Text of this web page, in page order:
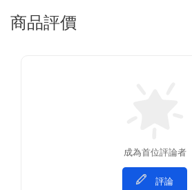
商品評價
成為首位評論者
評論